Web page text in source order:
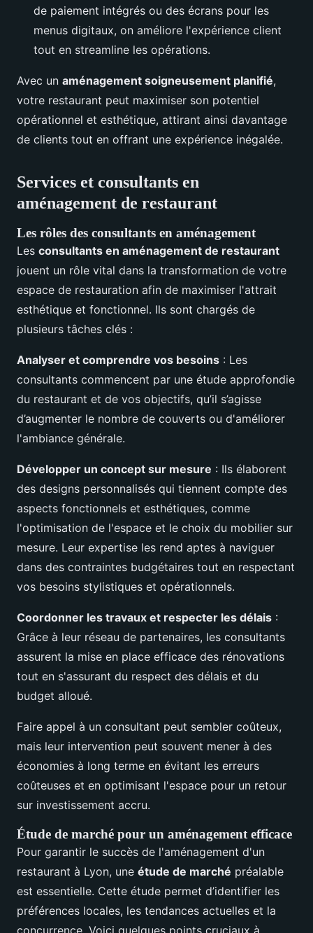
de paiement intégrés ou des écrans pour les
menus digitaux, on améliore l'expérience client
tout en streamline les opérations.
Avec un aménagement soigneusement planifié,
votre restaurant peut maximiser son potentiel
opérationnel et esthétique, attirant ainsi davantage
de clients tout en offrant une expérience inégalée.
Services et consultants en
aménagement de restaurant
Les rôles des consultants en aménagement
Les consultants en aménagement de restaurant
jouent un rôle vital dans la transformation de votre
espace de restauration afin de maximiser l'attrait
esthétique et fonctionnel. Ils sont chargés de
plusieurs tâches clés :
Analyser et comprendre vos besoins : Les
consultants commencent par une étude approfondie
du restaurant et de vos objectifs, qu’il s’agisse
d’augmenter le nombre de couverts ou d'améliorer
l'ambiance générale.
Développer un concept sur mesure : Ils élaborent
des designs personnalisés qui tiennent compte des
aspects fonctionnels et esthétiques, comme
l'optimisation de l'espace et le choix du mobilier sur
mesure. Leur expertise les rend aptes à naviguer
dans des contraintes budgétaires tout en respectant
vos besoins stylistiques et opérationnels.
Coordonner les travaux et respecter les délais :
Grâce à leur réseau de partenaires, les consultants
assurent la mise en place efficace des rénovations
tout en s'assurant du respect des délais et du
budget alloué.
Faire appel à un consultant peut sembler coûteux,
mais leur intervention peut souvent mener à des
économies à long terme en évitant les erreurs
coûteuses et en optimisant l'espace pour un retour
sur investissement accru.
Étude de marché pour un aménagement efficace
Pour garantir le succès de l'aménagement d'un
restaurant à Lyon, une étude de marché préalable
est essentielle. Cette étude permet d’identifier les
préférences locales, les tendances actuelles et la
concurrence. Voici quelques points cruciaux à